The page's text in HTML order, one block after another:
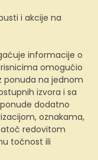
i akcije na
informacije o
omogućio
ponuda na jednom
izvora i sa
dodatno
oznakama,
redovitom
točnost ili